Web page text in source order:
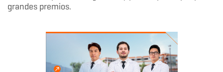
grandes premios.